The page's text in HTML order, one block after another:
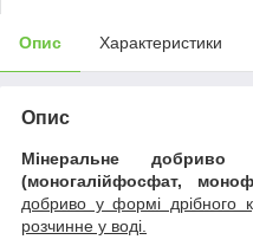
Опис Характеристики
Опис
Мінеральне
(моногалійфосфат,
добриво у формі дрібного
розчинне у воді.